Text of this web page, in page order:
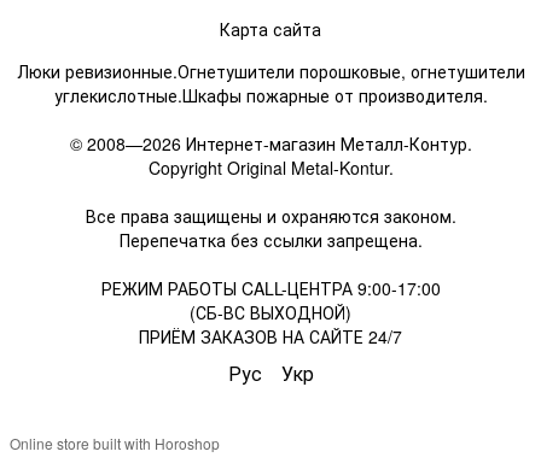
Карта сайта
Люки ревизионные.Огнетушители порошковые, огнетушители
углекислотные.Шкафы пожарные от производителя.
© 2008—2026 Интернет-магазин Металл-Контур.
Copyright Original Metal-Kontur.
Все права защищены и охраняются законом.
Перепечатка без ссылки запрещена.
РЕЖИМ РАБОТЫ CALL-ЦЕНТРА 9:00-17:00
(СБ-ВС ВЫХОДНОЙ)
ПРИЁМ ЗАКАЗОВ НА САЙТЕ 24/7
Рус Укр
Online store built with Horoshop